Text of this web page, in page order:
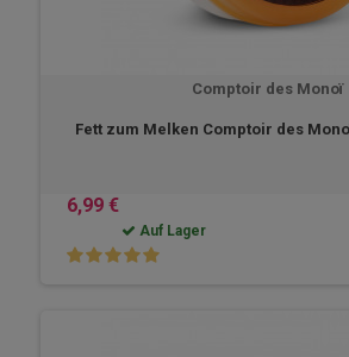
Comptoir des Monoï
Fett zum Melken Comptoir des
6,99 €
Auf Lager